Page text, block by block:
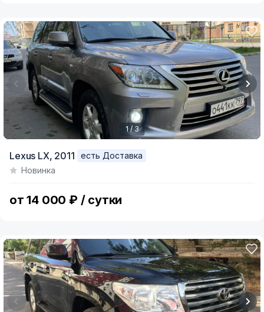
of
1 / 3
Lexus LX, 2011
есть Доставка
Новинка
от 14 000 ₽ / сутки